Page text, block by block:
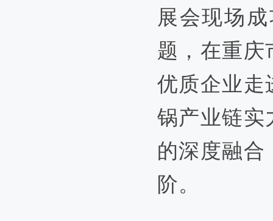
展会现场
题，在重
优质企业走
锅产业链实
的深度融
阶。